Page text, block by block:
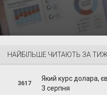
НАЙБІЛЬШЕ ЧИТАЮТЬ ЗА
3617
Який курс долара,
3 серпня